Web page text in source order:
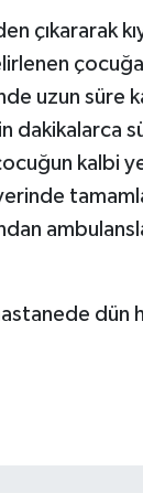
çıkararak
uzun süre
dakikalarca
kalbi
dün